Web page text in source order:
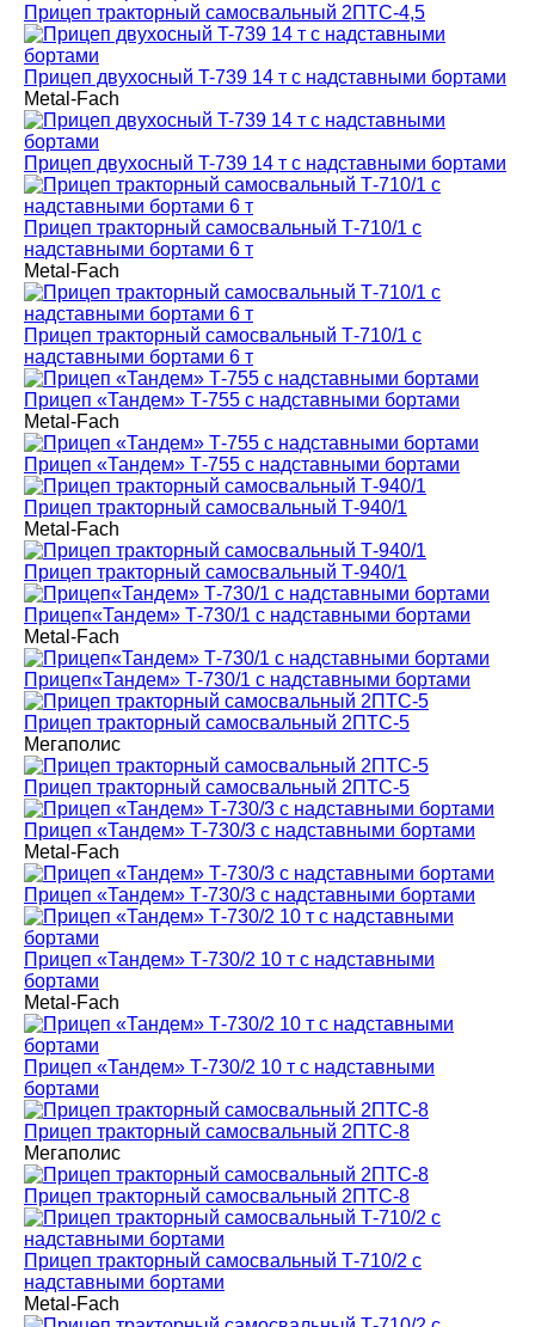
Прицеп тракторный самосвальный 2ПТС-4,5
Прицеп двухосный T-739 14 т с надставными бортами
Metal-Fach
Прицеп двухосный T-739 14 т с надставными бортами
Прицеп тракторный самосвальный Т-710/1 с
надставными бортами 6 т
Metal-Fach
Прицеп тракторный самосвальный Т-710/1 с
надставными бортами 6 т
Прицеп «Тандем» Т-755 с надставными бортами
Metal-Fach
Прицеп «Тандем» Т-755 с надставными бортами
Прицеп тракторный самосвальный Т-940/1
Metal-Fach
Прицеп тракторный самосвальный Т-940/1
Прицеп«Тандем» Т-730/1 с надставными бортами
Metal-Fach
Прицеп«Тандем» Т-730/1 с надставными бортами
Прицеп тракторный самосвальный 2ПТС-5
Мегаполис
Прицеп тракторный самосвальный 2ПТС-5
Прицеп «Тандем» Т-730/3 с надставными бортами
Metal-Fach
Прицеп «Тандем» Т-730/3 с надставными бортами
Прицеп «Тандем» Т-730/2 10 т с надставными
бортами
Metal-Fach
Прицеп «Тандем» Т-730/2 10 т с надставными
бортами
Прицеп тракторный самосвальный 2ПТС-8
Мегаполис
Прицеп тракторный самосвальный 2ПТС-8
Прицеп тракторный самосвальный Т-710/2 с
надставными бортами
Metal-Fach